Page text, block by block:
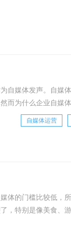
本地旅游企业每月
自媒体发声。自媒
而为什么企业自媒
因到底是什么?怎
自媒体运营
体的门槛比较低，
，特别是像美食、